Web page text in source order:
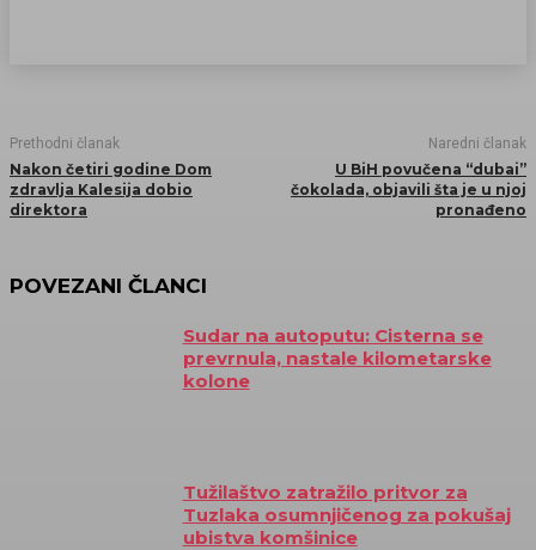
Prethodni članak
Nakon četiri godine Dom
zdravlja Kalesija dobio
direktora
Naredni članak
U BiH povučena “dubai”
čokolada, objavili šta je u njoj
pronađeno
POVEZANI ČLANCI
Sudar na autoputu: Cisterna se
prevrnula, nastale kilometarske
kolone
Tužilaštvo zatražilo pritvor za
Tuzlaka osumnjičenog za pokušaj
ubistva komšinice